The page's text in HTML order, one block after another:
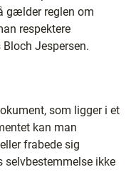
gælder reglen om
respektere
Jespersen.
som ligger i et
kan man
frabede sig
selvbestemmelse ikke